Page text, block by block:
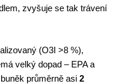
zvyšuje se tak trávení
(O3I >8 %),
velký dopad – EPA a
průměrně asi 2